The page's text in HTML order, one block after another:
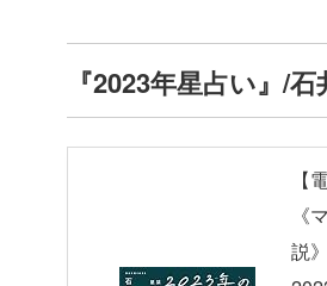
『2023年星占い』/
【
《
説